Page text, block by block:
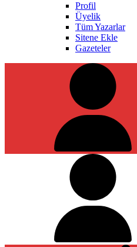
Profil
Üyelik
Tüm Yazarlar
Sitene Ekle
Gazeteler